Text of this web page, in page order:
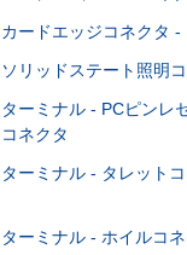
カードエッジコネクタ -
ソリッドステート照明
ターミナル - PCピンレ
コネクタ
ターミナル - タレット
ターミナル - ホイルコ